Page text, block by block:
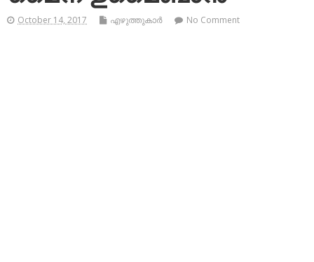
October 14, 2017 എഴുത്തുകാര്‍ No Comment